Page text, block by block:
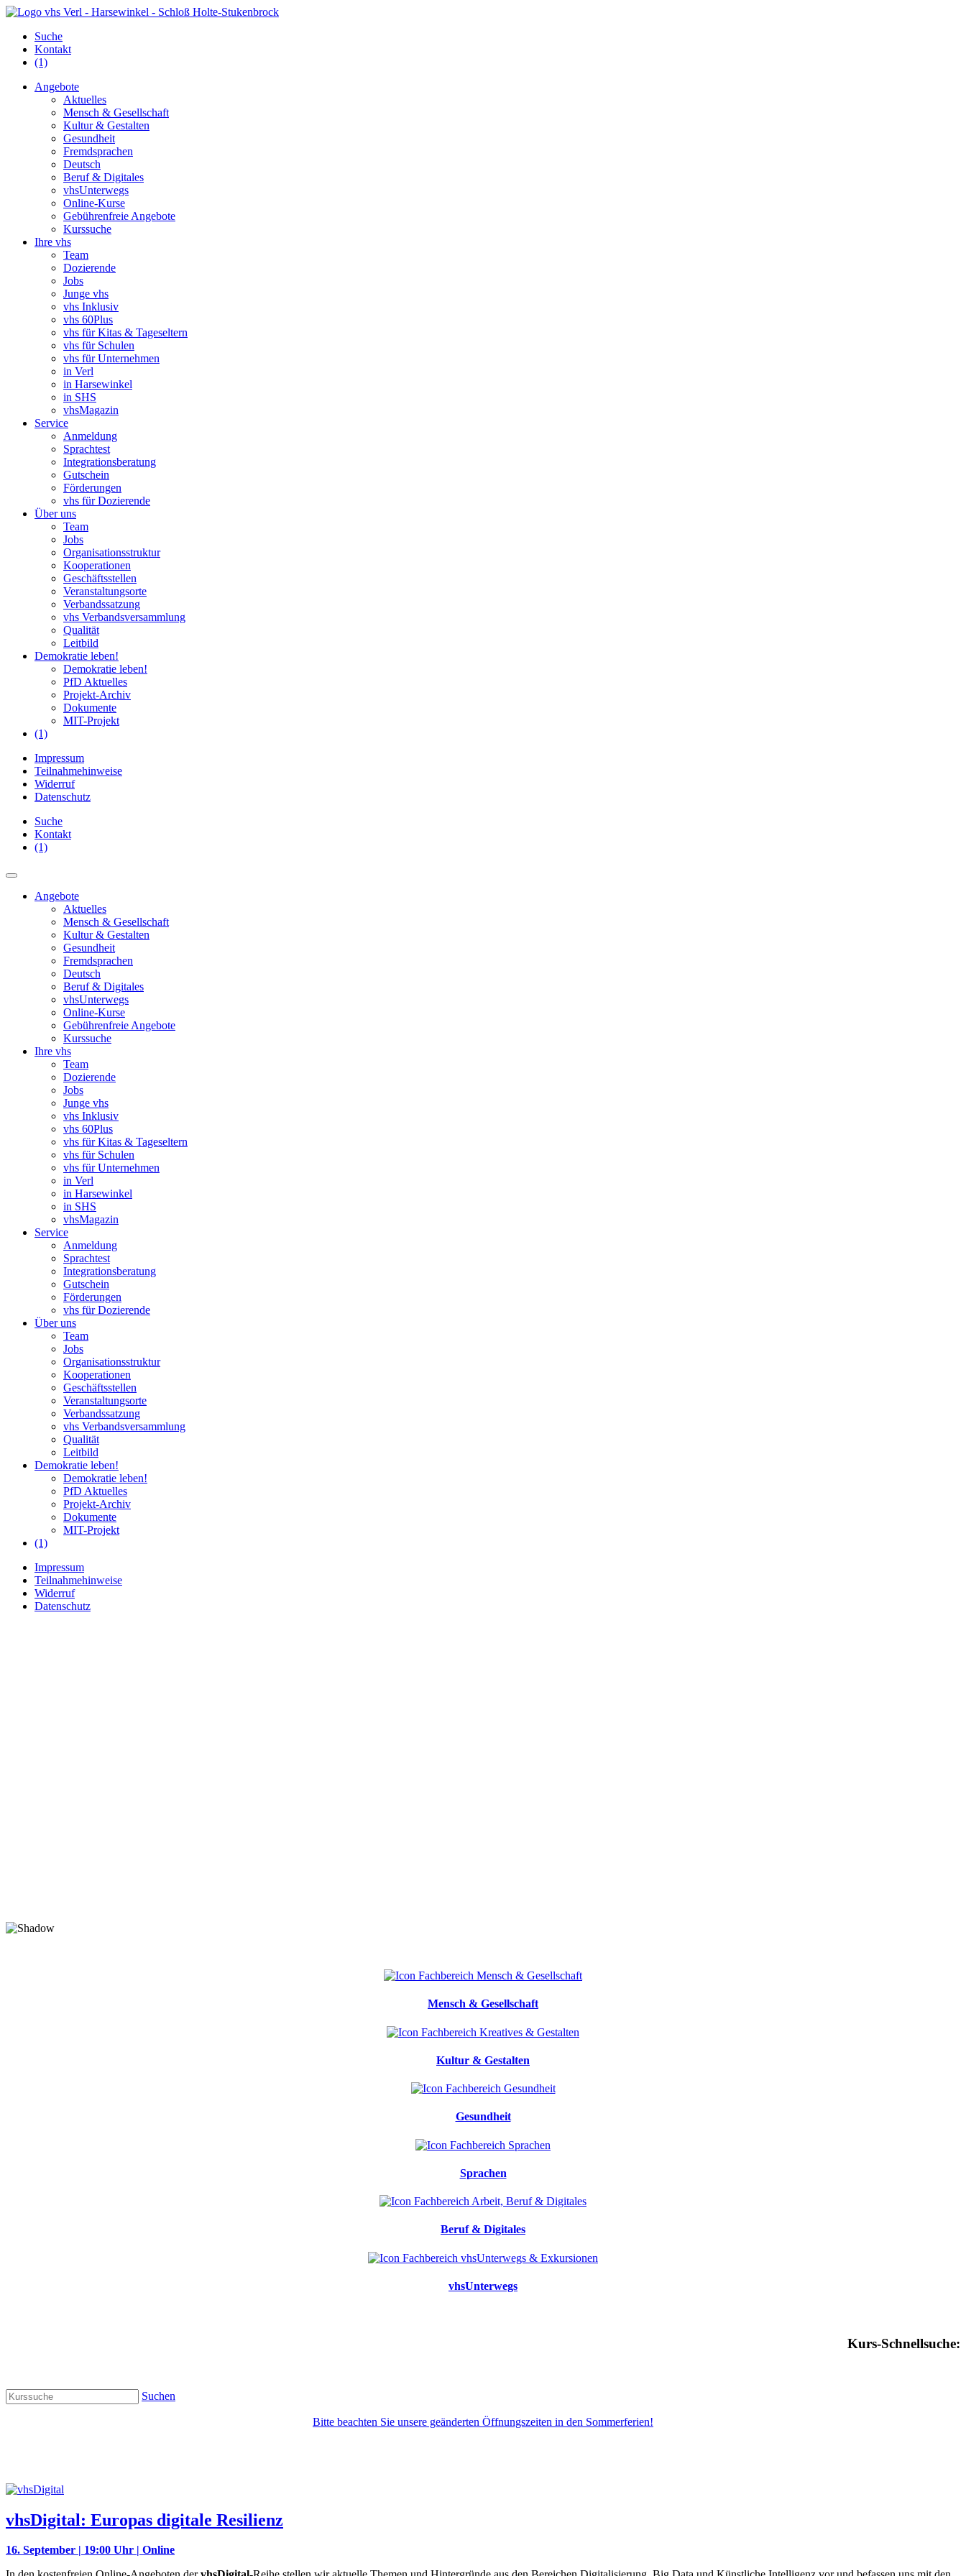
Suche
Kontakt
(1)
Angebote
Aktuelles
Mensch & Gesellschaft
Kultur & Gestalten
Gesundheit
Fremdsprachen
Deutsch
Beruf & Digitales
vhsUnterwegs
Online-Kurse
Gebührenfreie Angebote
Kurssuche
Ihre vhs
Team
Dozierende
Jobs
Junge vhs
vhs Inklusiv
vhs 60Plus
vhs für Kitas & Tageseltern
vhs für Schulen
vhs für Unternehmen
in Verl
in Harsewinkel
in SHS
vhsMagazin
Service
Anmeldung
Sprachtest
Integrationsberatung
Gutschein
Förderungen
vhs für Dozierende
Über uns
Team
Jobs
Organisationsstruktur
Kooperationen
Geschäftsstellen
Veranstaltungsorte
Verbandssatzung
vhs Verbandsversammlung
Qualität
Leitbild
Demokratie leben!
Demokratie leben!
PfD Aktuelles
Projekt-Archiv
Dokumente
MIT-Projekt
(1)
Impressum
Teilnahmehinweise
Widerruf
Datenschutz
Suche
Kontakt
(1)
Angebote
Aktuelles
Mensch & Gesellschaft
Kultur & Gestalten
Gesundheit
Fremdsprachen
Deutsch
Beruf & Digitales
vhsUnterwegs
Online-Kurse
Gebührenfreie Angebote
Kurssuche
Ihre vhs
Team
Dozierende
Jobs
Junge vhs
vhs Inklusiv
vhs 60Plus
vhs für Kitas & Tageseltern
vhs für Schulen
vhs für Unternehmen
in Verl
in Harsewinkel
in SHS
vhsMagazin
Service
Anmeldung
Sprachtest
Integrationsberatung
Gutschein
Förderungen
vhs für Dozierende
Über uns
Team
Jobs
Organisationsstruktur
Kooperationen
Geschäftsstellen
Veranstaltungsorte
Verbandssatzung
vhs Verbandsversammlung
Qualität
Leitbild
Demokratie leben!
Demokratie leben!
PfD Aktuelles
Projekt-Archiv
Dokumente
MIT-Projekt
(1)
Impressum
Teilnahmehinweise
Widerruf
Datenschutz
Mensch & Gesellschaft
Kultur & Gestalten
Gesundheit
Sprachen
Beruf & Digitales
vhsUnterwegs
Kurs-Schnellsuche:
Suchen
Bitte beachten Sie unsere geänderten Öffnungszeiten in den Sommerferien!
vhsDigital: Europas digitale Resilienz
16. September | 19:00 Uhr | Online